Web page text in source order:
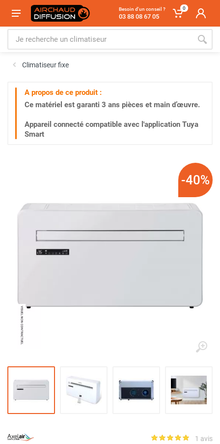
Besoin d'un conseil ?
03 88 08 67 05
0
Climatiseur fixe
A propos de ce produit :
Ce matériel est garanti 3 ans pièces et main d’œuvre.
Appareil connecté compatible avec l'application Tuya
Smart
-40%
1 avis